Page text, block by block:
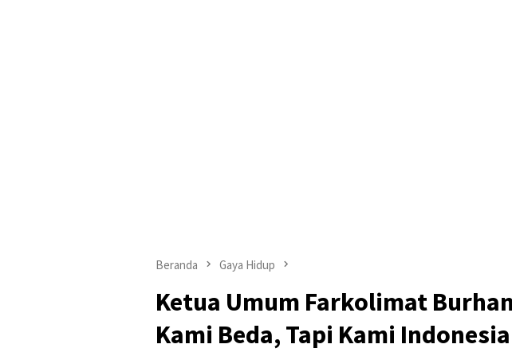
Beranda Gaya Hidup
Ketua Umum Farkolimat
Kami Beda, Tapi Kami Indonesia